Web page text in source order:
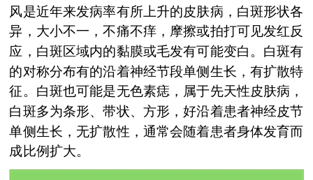
风是近年来发病率有所上升的皮肤病，白斑形状各
异，大小不一，不痛不痒，摩擦或拍打可见发红反
应，白斑区域内的黏膜或毛发有可能变白。白斑有
的对称分布有的沿着神经节段单侧生长，有扩散特
征。白斑也可能是无色素痣，属于先天性皮肤病，
白斑多为条形、带状、方形，好沿着患者神经皮节
单侧生长，无扩散性，通常会随着患者身体发育而
成比例扩大。